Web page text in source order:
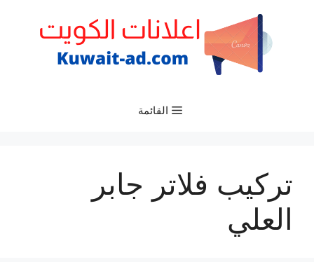
القائمة
تركيب فلاتر جابر
العلي